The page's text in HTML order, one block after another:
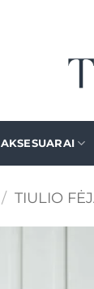
AKSESUARAI
/ TIULIO